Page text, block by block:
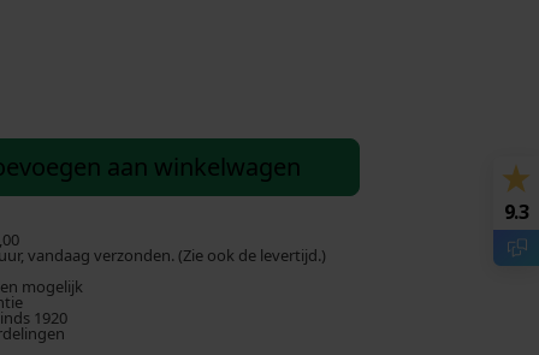
aan winkelwagen
vandaag verzonden. (Zie ook de levertijd.)
mogelijk
1920
9.3